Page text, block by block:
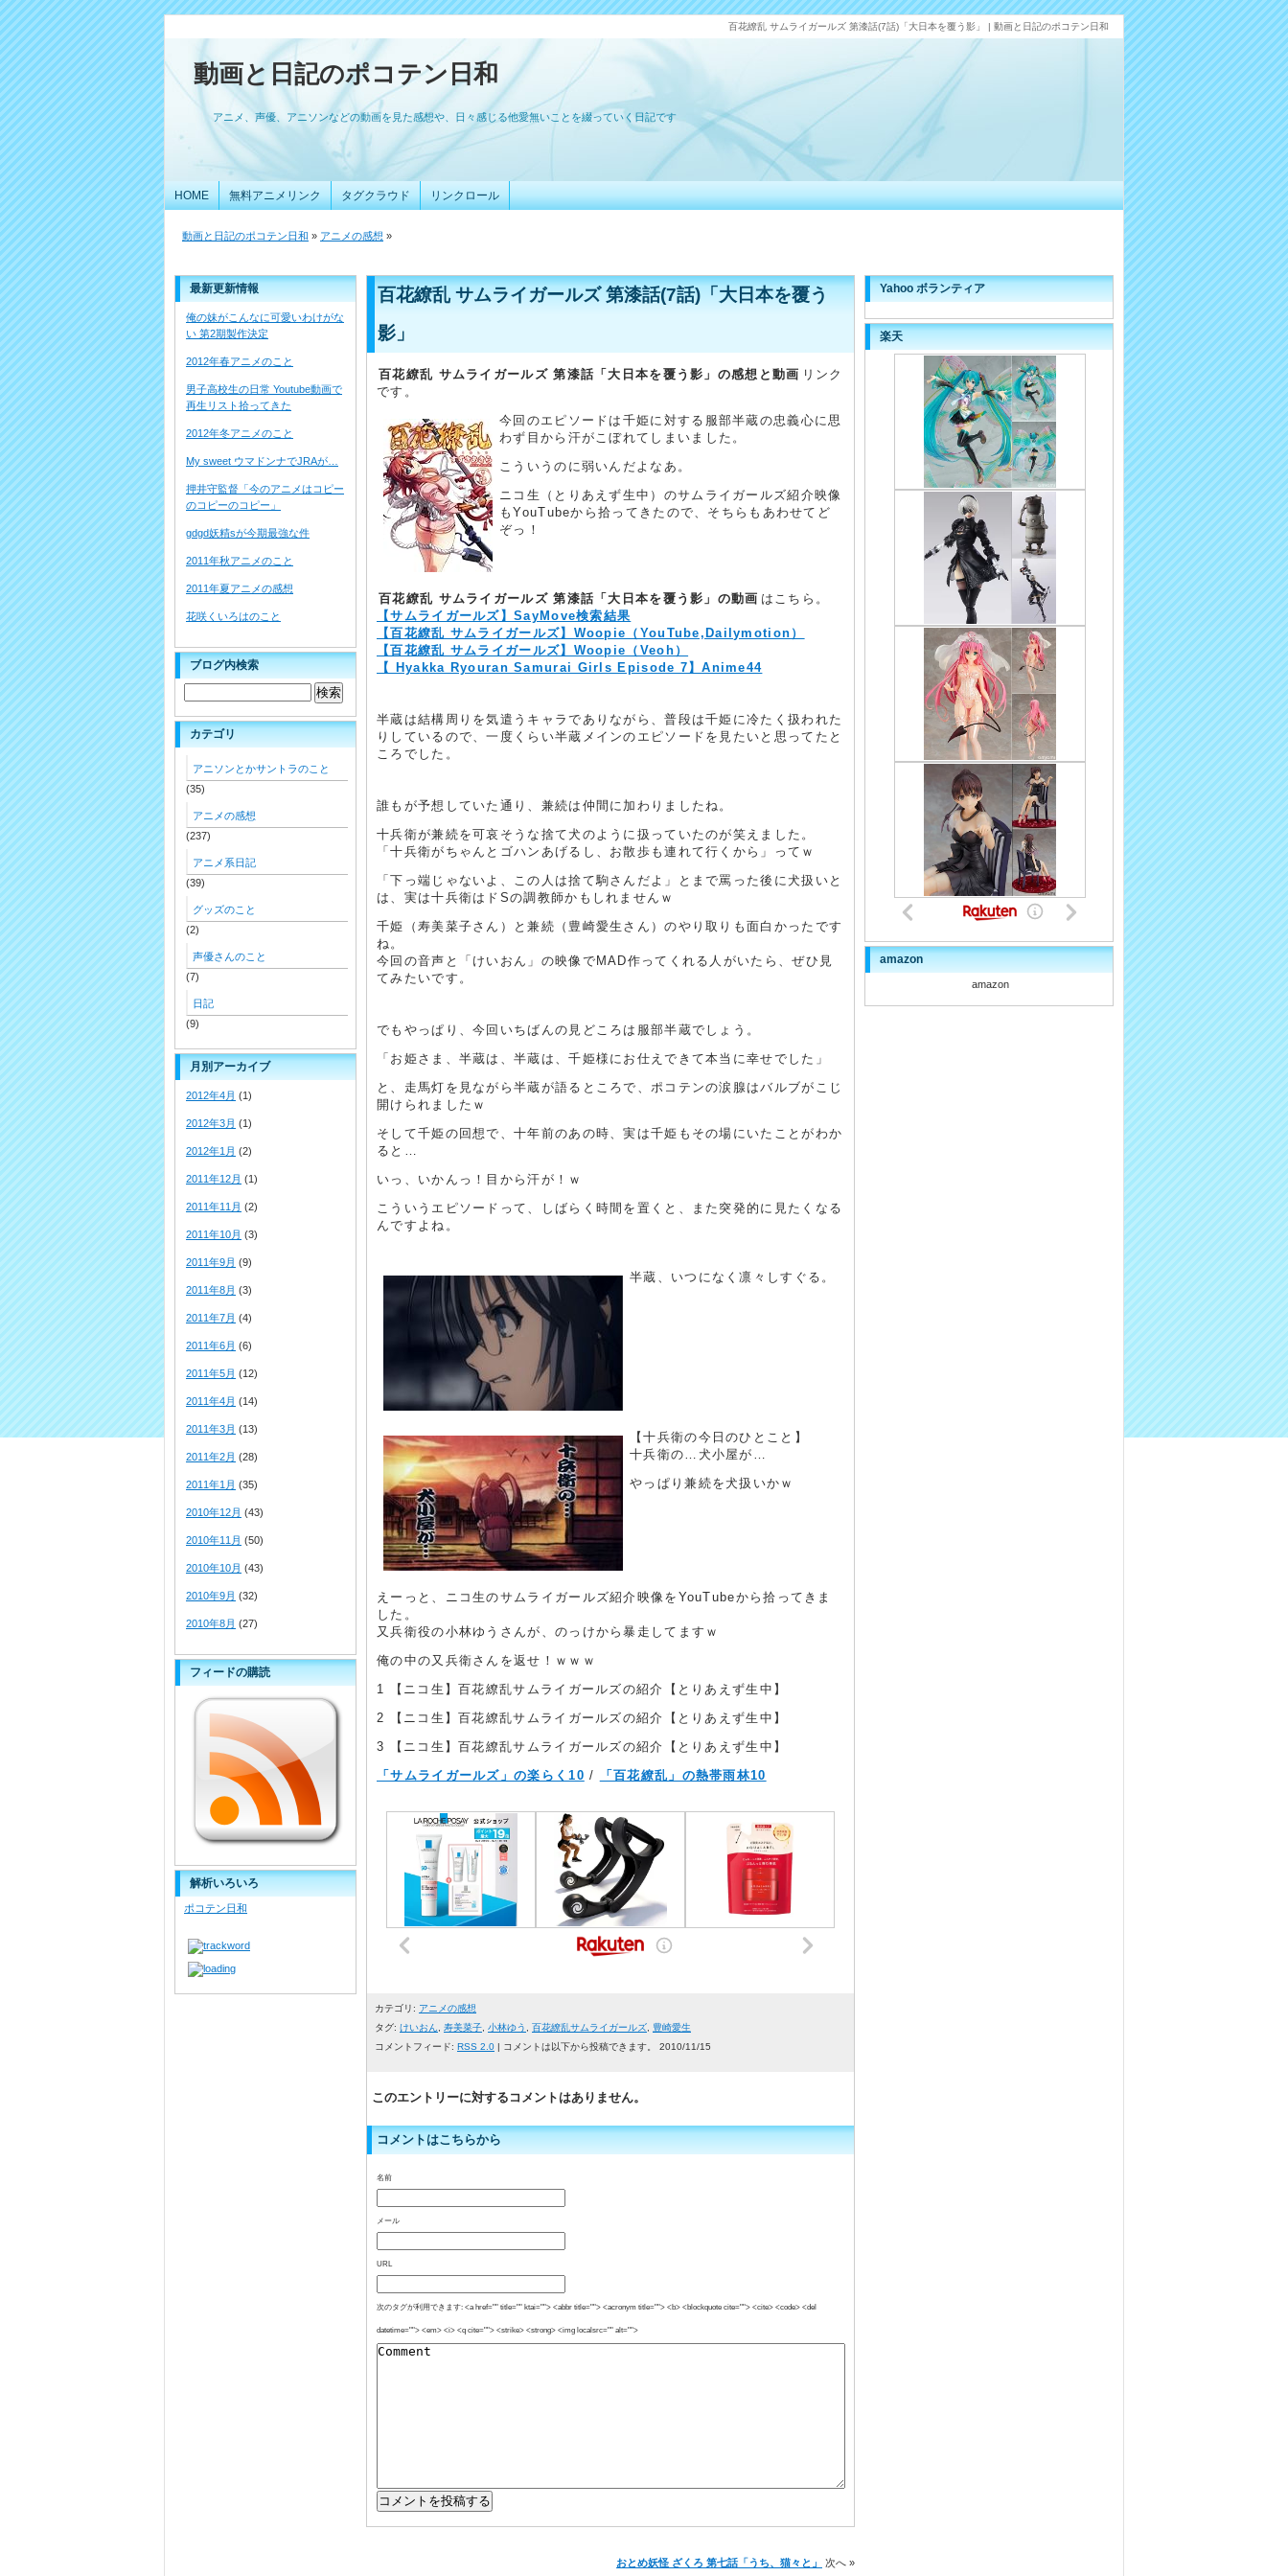
百花繚乱 サムライガールズ 第漆話(7話)「大日本を覆う影」 | 動画と日記のポコテン日和
動画と日記のポコテン日和
アニメ、声優、アニソンなどの動画を見た感想や、日々感じる他愛無いことを綴っていく日記です
動画と日記のポコテン日和 » アニメの感想 »
百花繚乱 サムライガールズ 第漆話(7話)「大日本を覆う
影」
百花繚乱 サムライガールズ 第漆話「大日本を覆う影」の感想と動画 リンク
です。
今回のエピソードは千姫に対する服部半蔵の忠義心に思
わず目から汗がこぼれてしまいました。
こういうのに弱いんだよなあ。
ニコ生（とりあえず生中）のサムライガールズ紹介映像
もYouTubeから拾ってきたので、そちらもあわせてど
ぞっ！
百花繚乱 サムライガールズ 第漆話「大日本を覆う影」の動画 はこちら。
【サムライガールズ】SayMove検索結果
【百花繚乱 サムライガールズ】Woopie（YouTube,Dailymotion）
【百花繚乱 サムライガールズ】Woopie（Veoh）
【 Hyakka Ryouran Samurai Girls Episode 7】Anime44
半蔵は結構周りを気遣うキャラでありながら、普段は千姫に冷たく扱われた
りしているので、一度くらい半蔵メインのエピソードを見たいと思ってたと
ころでした。
誰もが予想していた通り、兼続は仲間に加わりましたね。
十兵衛が兼続を可哀そうな捨て犬のように扱っていたのが笑えました。
「十兵衛がちゃんとゴハンあげるし、お散歩も連れて行くから」ってｗ
「下っ端じゃないよ、この人は捨て駒さんだよ」とまで罵った後に犬扱いと
は、実は十兵衛はドSの調教師かもしれませんｗ
千姫（寿美菜子さん）と兼続（豊崎愛生さん）のやり取りも面白かったです
ね。
今回の音声と「けいおん」の映像でMAD作ってくれる人がいたら、ぜひ見
てみたいです。
でもやっぱり、今回いちばんの見どころは服部半蔵でしょう。
「お姫さま、半蔵は、半蔵は、千姫様にお仕えできて本当に幸せでした」
と、走馬灯を見ながら半蔵が語るところで、ポコテンの涙腺はバルブがこじ
開けられましたｗ
そして千姫の回想で、十年前のあの時、実は千姫もその場にいたことがわか
ると…
いっ、いかんっ！目から汗が！ｗ
こういうエピソードって、しばらく時間を置くと、また突発的に見たくなる
んですよね。
半蔵、いつになく凛々しすぐる。
【十兵衛の今日のひとこと】
十兵衛の…犬小屋が…
やっぱり兼続を犬扱いかｗ
えーっと、ニコ生のサムライガールズ紹介映像をYouTubeから拾ってきま
した。
又兵衛役の小林ゆうさんが、のっけから暴走してますｗ
俺の中の又兵衛さんを返せ！ｗｗｗ
1 【ニコ生】百花繚乱サムライガールズの紹介【とりあえず生中】
2 【ニコ生】百花繚乱サムライガールズの紹介【とりあえず生中】
3 【ニコ生】百花繚乱サムライガールズの紹介【とりあえず生中】
「サムライガールズ」の楽らく10 / 「百花繚乱」の熱帯雨林10
カテゴリ: アニメの感想
タグ: けいおん 寿美菜子 小林ゆう 百花繚乱サムライガールズ
豊崎愛生
コメントフィード: RSS 2.0 | コメントは以下から投稿できます。 2010/11/15
このエントリーに対するコメントはありません。
コメントはこちらから
名前
メール
URL
次のタグが利用できます: <a href="" title="" ktai=""> <abbr title=""> <acronym title=""> <b> <blockquote cite=""> <cite> <code> <del
datetime=""> <em> <i> <q cite=""> <strike> <strong> <img localsrc="" alt="">
おとめ妖怪 ざくろ 第七話「うち、猫々と」 次へ »
最新更新情報
俺の妹がこんなに可愛いわけがな
い 第2期製作決定
2012年春アニメのこと
男子高校生の日常 Youtube動画で
再生リスト拾ってきた
2012年冬アニメのこと
My sweet ウマドンナでJRAが…
押井守監督「今のアニメはコピー
のコピーのコピー」
gdgd妖精sが今期最強な件
2011年秋アニメのこと
2011年夏アニメの感想
花咲くいろはのこと
ブログ内検索
カテゴリ
アニソンとかサントラのこと
(35)
アニメの感想
(237)
アニメ系日記
(39)
グッズのこと
(2)
声優さんのこと
(7)
日記
(9)
月別アーカイブ
2012年4月 (1)
2012年3月 (1)
2012年1月 (2)
2011年12月 (1)
2011年11月 (2)
2011年10月 (3)
2011年9月 (9)
2011年8月 (3)
2011年7月 (4)
2011年6月 (6)
2011年5月 (12)
2011年4月 (14)
2011年3月 (13)
2011年2月 (28)
2011年1月 (35)
2010年12月 (43)
2010年11月 (50)
2010年10月 (43)
2010年9月 (32)
2010年8月 (27)
フィードの購読
解析いろいろ
ポコテン日和
Yahoo ボランティア
楽天
amazon
amazon
HOME 無料アニメリンク タグクラウド リンクロール